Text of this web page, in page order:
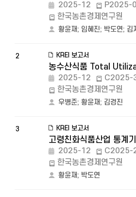
2025-12
P2025-
한국농촌경제연구원
황윤재; 임혜진; 박도연; 김
2 KREI 보고서
농수산식품 Total
2025-12
C2025-
한국농촌경제연구원
우병준; 황윤재; 김경진
3 KREI 보고서
고령친화식품산업 통계
2025-12
C2025-
한국농촌경제연구원
황윤재; 박도연